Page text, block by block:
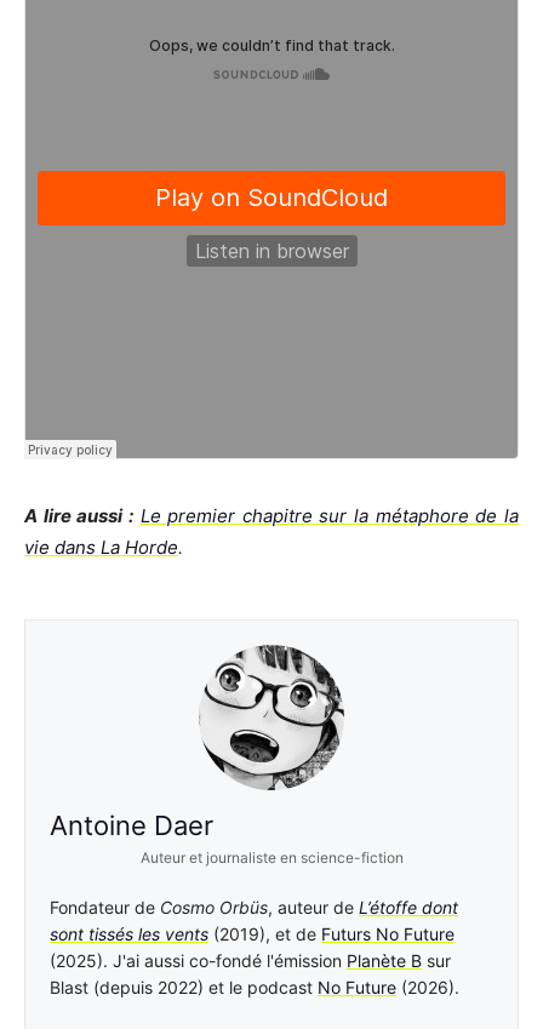
A lire aussi : Le premier chapitre sur la métaphore de la
vie dans La Horde.
Antoine Daer
Auteur et journaliste en science-fiction
Fondateur de Cosmo Orbüs, auteur de L’étoffe dont
sont tissés les vents (2019), et de Futurs No Future
(2025). J'ai aussi co-fondé l'émission Planète B sur
Blast (depuis 2022) et le podcast No Future (2026).